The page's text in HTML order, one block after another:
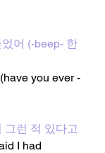
어 (-beep- 한
you ever -
그런 적 있다고
I had